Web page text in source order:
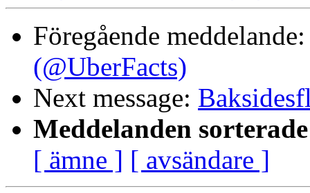
Föregående
(@UberFacts)
Next message:
Meddelanden
[ ämne ] [ avsändare ]